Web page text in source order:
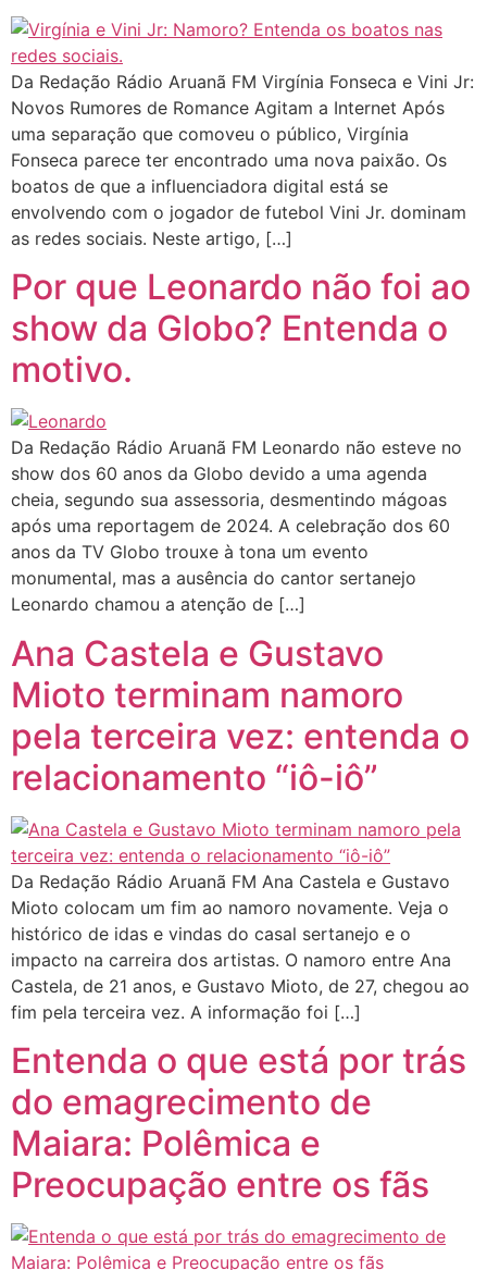
Da Redação Rádio Aruanã FM Virgínia Fonseca e Vini Jr:
Novos Rumores de Romance Agitam a Internet Após
uma separação que comoveu o público, Virgínia
Fonseca parece ter encontrado uma nova paixão. Os
boatos de que a influenciadora digital está se
envolvendo com o jogador de futebol Vini Jr. dominam
as redes sociais. Neste artigo, […]
Por que Leonardo não foi ao
show da Globo? Entenda o
motivo.
Da Redação Rádio Aruanã FM Leonardo não esteve no
show dos 60 anos da Globo devido a uma agenda
cheia, segundo sua assessoria, desmentindo mágoas
após uma reportagem de 2024. A celebração dos 60
anos da TV Globo trouxe à tona um evento
monumental, mas a ausência do cantor sertanejo
Leonardo chamou a atenção de […]
Ana Castela e Gustavo
Mioto terminam namoro
pela terceira vez: entenda o
relacionamento “iô-iô”
Da Redação Rádio Aruanã FM Ana Castela e Gustavo
Mioto colocam um fim ao namoro novamente. Veja o
histórico de idas e vindas do casal sertanejo e o
impacto na carreira dos artistas. O namoro entre Ana
Castela, de 21 anos, e Gustavo Mioto, de 27, chegou ao
fim pela terceira vez. A informação foi […]
Entenda o que está por trás
do emagrecimento de
Maiara: Polêmica e
Preocupação entre os fãs